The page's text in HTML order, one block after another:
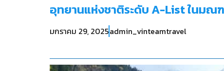
อุทยานแห่งชาติระดับ A-List ในมณ
มกราคม 29, 2025admin_vinteamtravel